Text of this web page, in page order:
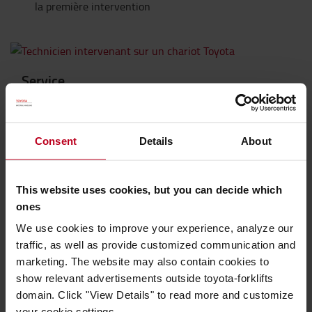
Consent Details About
This website uses cookies, but you can decide which
ones
We use cookies to improve your experience, analyze our
traffic, as well as provide customized communication and
marketing. The website may also contain cookies to
show relevant advertisements outside toyota-forklifts
domain. Click "View Details" to read more and customize
la première intervention
Service
Nos plannings de maintenance assurent votre
chariot et planifiez votre activité en toute confiance.